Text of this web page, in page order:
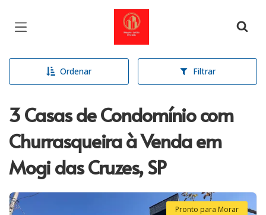
Página inicial
Ordenar Filtrar
3 Casas de Condomínio com
Churrasqueira à Venda em
Mogi das Cruzes, SP
Pronto para Morar